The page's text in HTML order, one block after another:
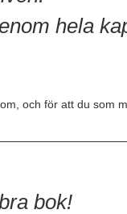
hela
och för att du som
bok!